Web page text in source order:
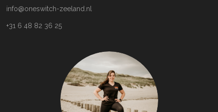
info@oneswitch-zeeland.nl
+31 6 48 82 36 25